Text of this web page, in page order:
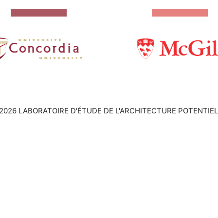
LABORATOIRE D'ÉTUDE DE L'ARCHITECTURE